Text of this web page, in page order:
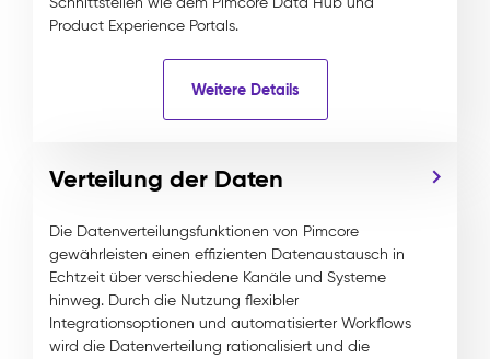
Product Experience Portals.
Weitere Details
Verteilung der Daten
Die Datenverteilungsfunktionen von Pimcore
gewährleisten einen effizienten Datenaustausch in
Echtzeit über verschiedene Kanäle und Systeme
hinweg. Durch die Nutzung flexibler
Integrationsoptionen und automatisierter Workflows
wird die Datenverteilung rationalisiert und die